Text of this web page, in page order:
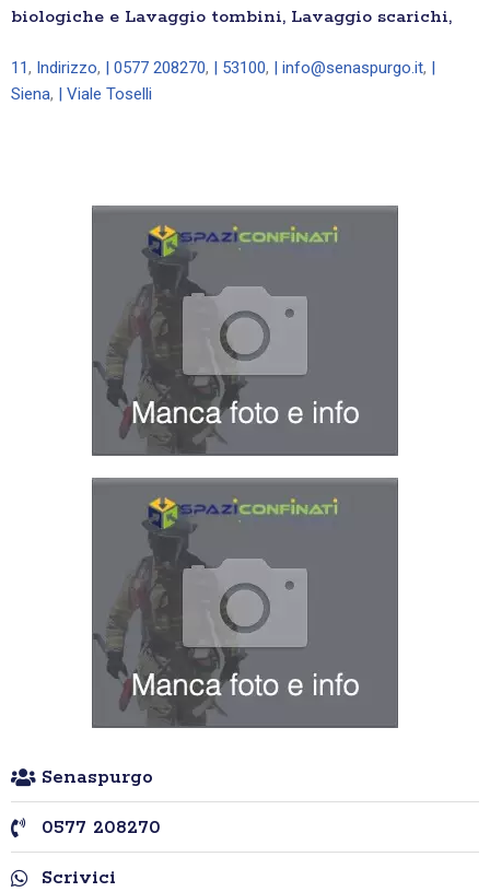
biologiche e Lavaggio tombini, Lavaggio scarichi,
11, Indirizzo, | 0577 208270, | 53100, | info@senaspurgo.it,
Siena, | Viale Toselli
Senaspurgo
0577 208270
Scrivici